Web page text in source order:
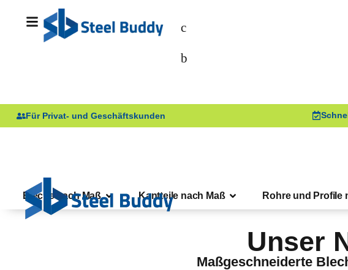
Für Privat- und Geschäftskunden
Bleche nach Maß Kantteile nach Maß Rohre und Profile
Unser
Maßgeschneiderte